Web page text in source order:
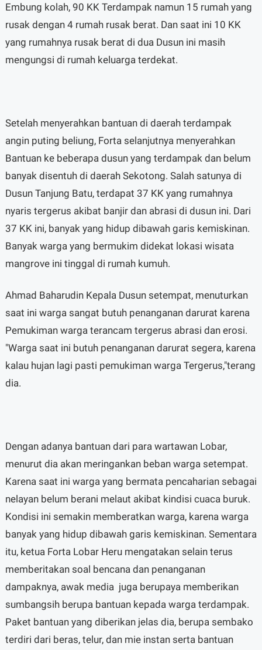
Embung kolah, 90 KK Terdampak namun 15 rumah yang
rusak dengan 4 rumah rusak berat. Dan saat ini 10 KK
yang rumahnya rusak berat di dua Dusun ini masih
mengungsi di rumah keluarga terdekat.
Setelah menyerahkan bantuan di daerah terdampak
angin puting beliung, Forta selanjutnya menyerahkan
Bantuan ke beberapa dusun yang terdampak dan belum
banyak disentuh di daerah Sekotong. Salah satunya di
Dusun Tanjung Batu, terdapat 37 KK yang rumahnya
nyaris tergerus akibat banjir dan abrasi di dusun ini. Dari
37 KK ini, banyak yang hidup dibawah garis kemiskinan.
Banyak warga yang bermukim didekat lokasi wisata
mangrove ini tinggal di rumah kumuh.
Ahmad Baharudin Kepala Dusun setempat, menuturkan
saat ini warga sangat butuh penanganan darurat karena
Pemukiman warga terancam tergerus abrasi dan erosi.
"Warga saat ini butuh penanganan darurat segera, karena
kalau hujan lagi pasti pemukiman warga Tergerus,"terang
dia.
Dengan adanya bantuan dari para wartawan Lobar,
menurut dia akan meringankan beban warga setempat.
Karena saat ini warga yang bermata pencaharian sebagai
nelayan belum berani melaut akibat kindisi cuaca buruk.
Kondisi ini semakin memberatkan warga, karena warga
banyak yang hidup dibawah garis kemiskinan. Sementara
itu, ketua Forta Lobar Heru mengatakan selain terus
memberitakan soal bencana dan penanganan
dampaknya, awak media juga berupaya memberikan
sumbangsih berupa bantuan kepada warga terdampak.
Paket bantuan yang diberikan jelas dia, berupa sembako
terdiri dari beras, telur, dan mie instan serta bantuan